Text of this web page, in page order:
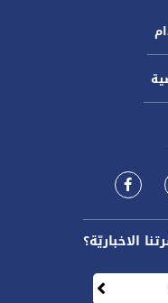
الاخباريّة؟